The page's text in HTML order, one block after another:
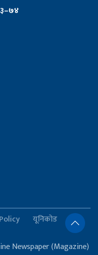
यूनिकोड
Newspaper (Magazine)